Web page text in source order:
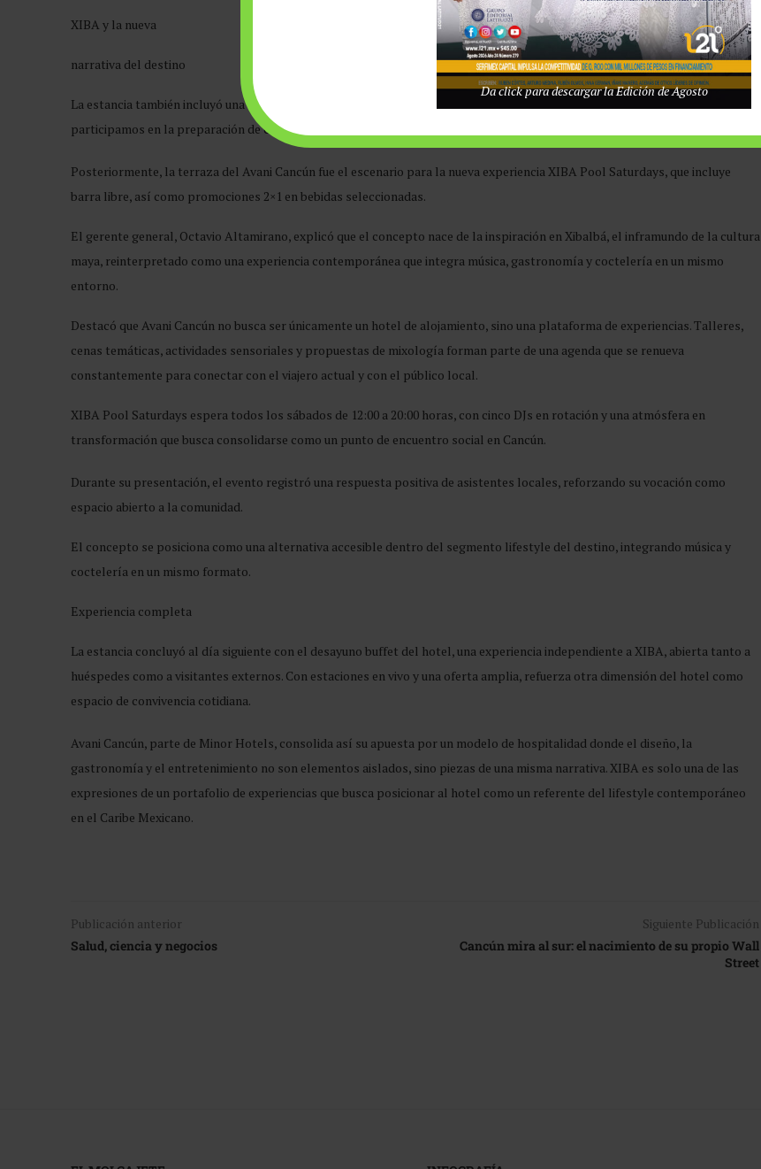
XIBA y la nueva
narrativa del destino
La estancia también incluyó una sesión de mixología guiada por un equipo de expertos baristas, donde los invitados
participamos en la preparación de cocteles en un formato dinámico y relajado, reforzando el enfoque experiencial del hotel.
Posteriormente, la terraza del Avani Cancún fue el escenario para la nueva experiencia XIBA Pool Saturdays, que incluye
barra libre, así como promociones 2×1 en bebidas seleccionadas.
El gerente general, Octavio Altamirano, explicó que el concepto nace de la inspiración en Xibalbá, el inframundo de la cultura
maya, reinterpretado como una experiencia contemporánea que integra música, gastronomía y coctelería en un mismo
entorno.
Destacó que Avani Cancún no busca ser únicamente un hotel de alojamiento, sino una plataforma de experiencias. Talleres,
cenas temáticas, actividades sensoriales y propuestas de mixología forman parte de una agenda que se renueva
constantemente para conectar con el viajero actual y con el público local.
XIBA Pool Saturdays espera todos los sábados de 12:00 a 20:00 horas, con cinco DJs en rotación y una atmósfera en
transformación que busca consolidarse como un punto de encuentro social en Cancún.
Durante su presentación, el evento registró una respuesta positiva de asistentes locales, reforzando su vocación como
espacio abierto a la comunidad.
El concepto se posiciona como una alternativa accesible dentro del segmento lifestyle del destino, integrando música y
coctelería en un mismo formato.
Experiencia completa
La estancia concluyó al día siguiente con el desayuno buffet del hotel, una experiencia independiente a XIBA, abierta tanto a
huéspedes como a visitantes externos. Con estaciones en vivo y una oferta amplia, refuerza otra dimensión del hotel como
espacio de convivencia cotidiana.
Avani Cancún, parte de Minor Hotels, consolida así su apuesta por un modelo de hospitalidad donde el diseño, la
gastronomía y el entretenimiento no son elementos aislados, sino piezas de una misma narrativa. XIBA es solo una de las
expresiones de un portafolio de experiencias que busca posicionar al hotel como un referente del lifestyle contemporáneo
en el Caribe Mexicano.
Publicación anterior
Salud, ciencia y negocios
Siguiente Publicación
Cancún mira al sur: el nacimiento de su propio Wall
Street
Da click para descargar la Edición de Agosto